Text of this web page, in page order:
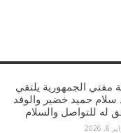
مفتي الجمهورية يلتقي
سلام حميد خضير والوفد
له للتواصل والسلام
2026